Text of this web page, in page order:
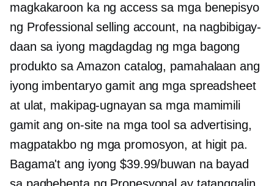
magkakaroon ka ng access sa mga benepisyo
ng Professional selling account, na nagbibigay-
daan sa iyong magdagdag ng mga bagong
produkto sa Amazon catalog, pamahalaan ang
iyong imbentaryo gamit ang mga spreadsheet
at ulat, makipag-ugnayan sa mga mamimili
gamit angon-site na mga tool sa advertising,
magpatakbo ng mga promosyon, at higit pa.
Bagama't ang iyong $39.99/buwan na bayad